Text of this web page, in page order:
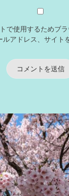
で使用するためブ
ルアドレス、サイト